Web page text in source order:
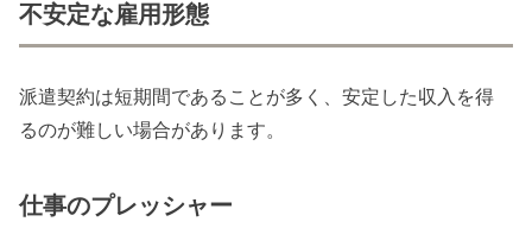
不安定な雇用形態
派遣契約は短期間であることが多く、安定した収入を得
るのが難しい場合があります。
仕事のプレッシャー